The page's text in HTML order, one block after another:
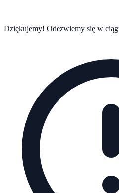
Dziękujemy! Odezwiemy się w